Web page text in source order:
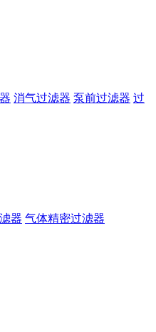
消气过滤器 泵前过滤器 过
器 气体精密过滤器